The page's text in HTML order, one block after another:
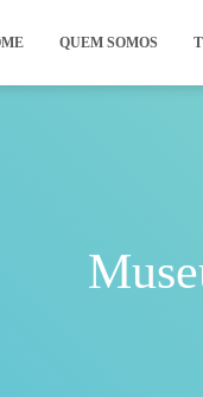
QUEM SOMOS